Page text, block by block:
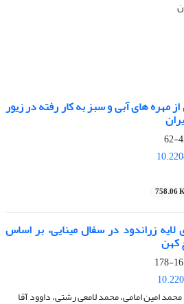
مهره های آبی و سبز به کار رفته در زیور
758.06
زراندود در سفال مینایی، بر اساس
کهن
امین امامی، محمد لامعی رشتی، داوود آقا